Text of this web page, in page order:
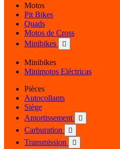
Motos
Pit Bikes
Quads
Motos de Cross
Minibikes

Minibikes
Minimotos Eléctricas
Pièces
Autocollants
Siège
Amortissement

Carburation 
Transmission 